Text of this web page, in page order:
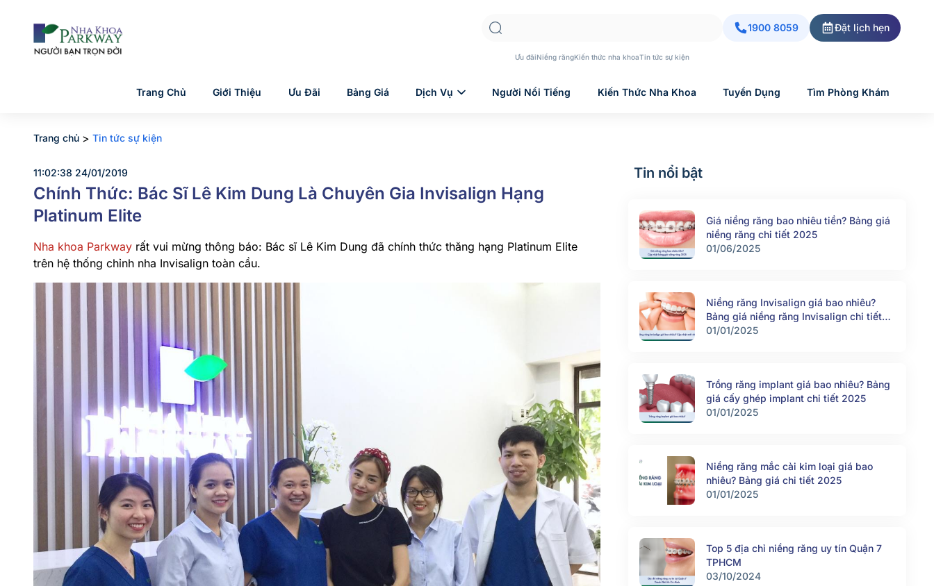
Ưu đãiNiềng răngKiến thức nha khoaTin tức sự kiện
1900 8059 Đặt lịch hẹn
Trang Chủ Giới Thiệu Ưu Đãi Bảng Giá Dịch Vụ Người Nổi Tiếng Kiến Thức Nha Khoa Tuyển Dụng Tìm Phòng Khám
Trang chủ > Tin tức sự kiện
11:02:38 24/01/2019
Chính Thức: Bác Sĩ Lê Kim Dung Là Chuyên Gia Invisalign Hạng
Platinum Elite
Nha khoa Parkway rất vui mừng thông báo: Bác sĩ Lê Kim Dung đã chính thức thăng hạng Platinum Elite
trên hệ thống chỉnh nha Invisalign toàn cầu.
Tin nổi bật
Giá niềng răng bao nhiêu tiền? Bảng giá
niềng răng chi tiết 2025
01/06/2025
Niềng răng Invisalign giá bao nhiêu?
Bảng giá niềng răng Invisalign chi tiết
2025
01/01/2025
Trồng răng implant giá bao nhiêu? Bảng
giá cấy ghép implant chi tiết 2025
01/01/2025
Niềng răng mắc cài kim loại giá bao
nhiêu? Bảng giá chi tiết 2025
01/01/2025
Top 5 địa chỉ niềng răng uy tín Quận 7
TPHCM
03/10/2024